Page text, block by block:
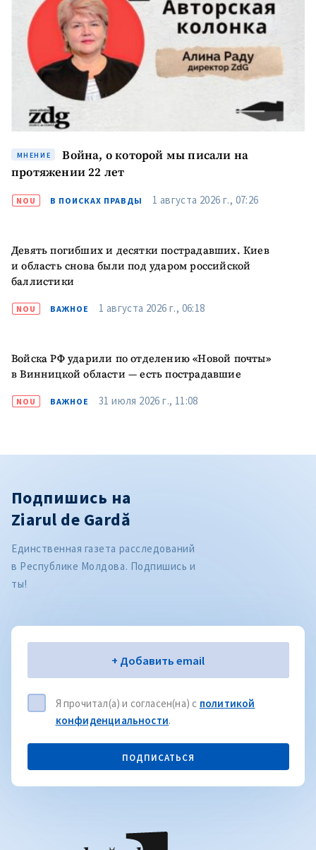
МНЕНИЕ
Война, о которой мы писали на
протяжении 22 лет
NOU В ПОИСКАХ ПРАВДЫ 1 августа 2026 г., 07:26
Девять погибших и десятки пострадавших. Киев
и область снова были под ударом российской
баллистики
NOU ВАЖНОЕ 1 августа 2026 г., 06:18
Войска РФ ударили по отделению «Новой почты»
в Винницкой области — есть пострадавшие
NOU ВАЖНОЕ 31 июля 2026 г., 11:08
Подпишись на
Ziarul de Gardă
Единственная газета расследований
в Республике Молдова. Подпишись и
ты!
Электронная почта+ Добавить email
Я прочитал(а) и согласен(на) с политикой
конфиденциальности.
ПОДПИСАТЬСЯ